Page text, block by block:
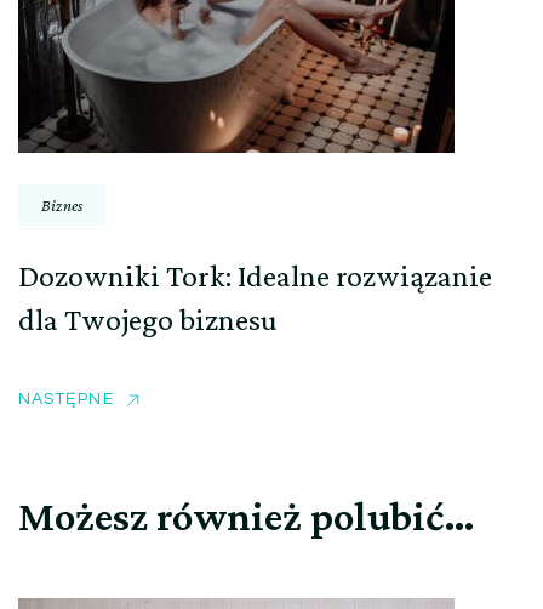
Biznes
Dozowniki Tork: Idealne rozwiązanie
dla Twojego biznesu
NASTĘPNE
Możesz również polubić…